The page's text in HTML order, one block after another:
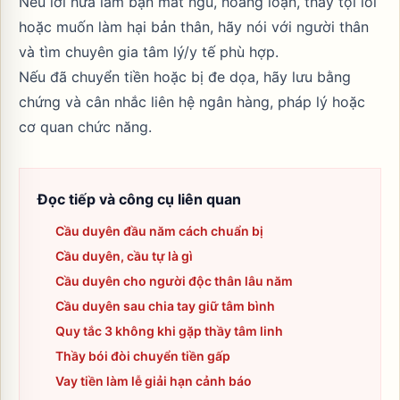
hoặc muốn làm hại bản thân, hãy nói với người thân
và tìm chuyên gia tâm lý/y tế phù hợp.
Nếu đã chuyển tiền hoặc bị đe dọa, hãy lưu bằng
chứng và cân nhắc liên hệ ngân hàng, pháp lý hoặc
cơ quan chức năng.
Đọc tiếp và công cụ liên quan
Cầu duyên đầu năm cách chuẩn bị
Cầu duyên, cầu tự là gì
Cầu duyên cho người độc thân lâu năm
Cầu duyên sau chia tay giữ tâm bình
Quy tắc 3 không khi gặp thầy tâm linh
Thầy bói đòi chuyển tiền gấp
Vay tiền làm lễ giải hạn cảnh báo